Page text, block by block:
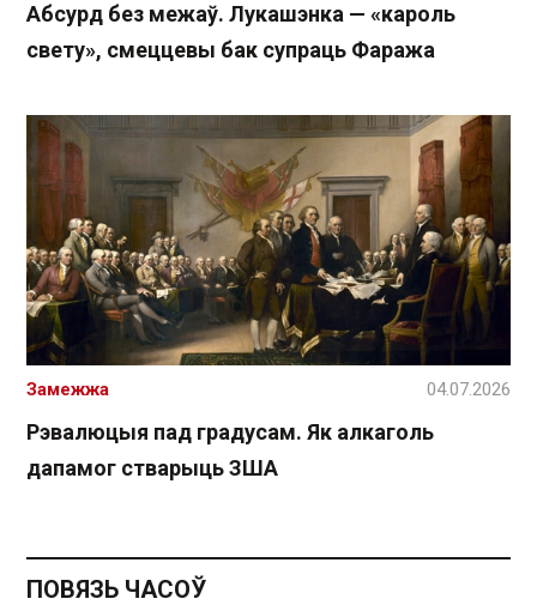
Абсурд без межаў. Лукашэнка — «кароль
свету», смеццевы бак супраць Фаража
Рэвалюцыя пад градусам. Як алкаголь
дапамог стварыць ЗША
Замежжа 04.07.2026
ПОВЯЗЬ ЧАСОЎ